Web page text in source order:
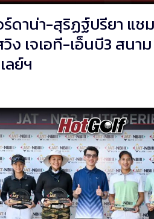
ร์ดาน่า-สุริฏฐ์ปรียา แช
ง เจเอที-เอ็นบี3 สนา
ลย์ฯ